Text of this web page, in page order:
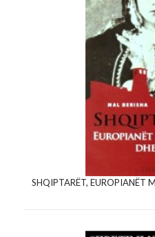
SHQIPTARËT, EUROPIANËT